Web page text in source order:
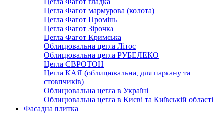
Цегла Фагот гладка
Цегла Фагот мармурова (колота)
Цегла Фагот Промінь
Цегла Фагот Зірочка
Цегла Фагот Кримська
Облицювальна цегла Літос
Облицювальна цегла РУБЕЛЕКО
Цегла ЄВРОТОН
Цегла КАЯ (облицювальна, для паркану та
стовпчиків)
Облицювальна цегла в Україні
Облицювальна цегла в Києві та Київській області
Фасадна плитка